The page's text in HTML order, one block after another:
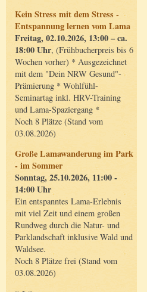
Kein Stress mit dem Stress -
Entspannung lernen vom Lama
Freitag, 02.10.2026, 13:00 – ca.
18:00 Uhr, (Frühbucherpreis bis 6
Wochen vorher) * Ausgezeichnet
mit dem "Dein NRW Gesund"-
Prämierung * Wohlfühl-
Seminartag inkl. HRV-Training
und Lama-Spaziergang *
Noch 8 Plätze (Stand vom
03.08.2026)
Große Lamawanderung im Park
- im Sommer
Sonntag, 25.10.2026, 11:00 -
14:00 Uhr
Ein entspanntes Lama-Erlebnis
mit viel Zeit und einem großen
Rundweg durch die Natur- und
Parklandschaft inklusive Wald und
Waldsee.
Noch 8 Plätze frei (Stand vom
03.08.2026)